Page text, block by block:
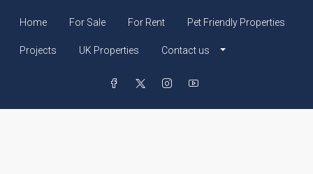
Home For Sale For Rent Pet Friendly Properties
Projects UK Properties Contact us